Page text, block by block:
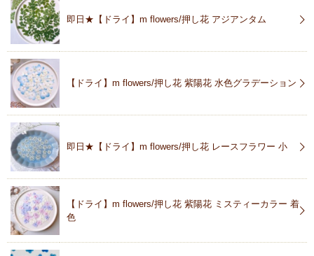
即日★【ドライ】m flowers/押し花 アジアンタム
【ドライ】m flowers/押し花 紫陽花 水色グラデーション
即日★【ドライ】m flowers/押し花 レースフラワー 小
【ドライ】m flowers/押し花 紫陽花 ミスティーカラー 着
色